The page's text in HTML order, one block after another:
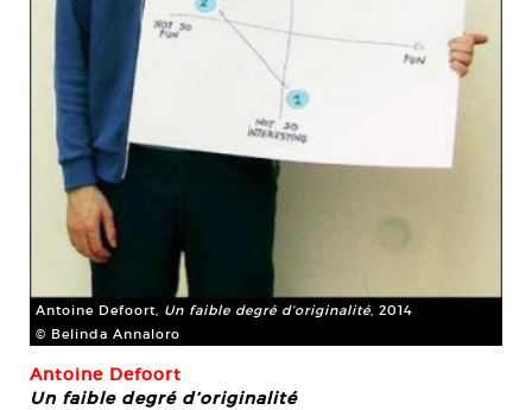
Antoine Defoort, Un faible degré d’originalité, 2014
© Belinda Annaloro
Antoine Defoort
Un faible degré d’originalité